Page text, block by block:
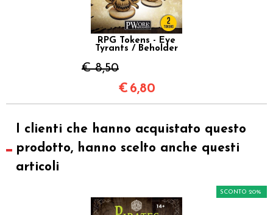
RPG Tokens - Eye
Tyrants / Beholder
€ 8,50
€ 6,80
I clienti che hanno acquistato questo
prodotto, hanno scelto anche questi
articoli
SCONTO 20%